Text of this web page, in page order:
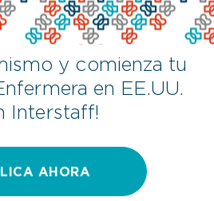
y comienza tu
en EE.UU.
Interstaff!
AHORA